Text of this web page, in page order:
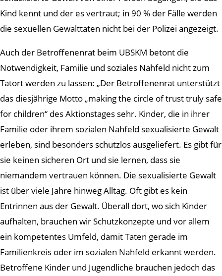
Kind kennt und der es vertraut; in 90 % der Fälle werden
die sexuellen Gewalttaten nicht bei der Polizei angezeigt.
Auch der Betroffenenrat beim UBSKM betont die
Notwendigkeit, Familie und soziales Nahfeld nicht zum
Tatort werden zu lassen: „Der Betroffenenrat unterstützt
das diesjährige Motto „making the circle of trust truly safe
for children“ des Aktionstages sehr. Kinder, die in ihrer
Familie oder ihrem sozialen Nahfeld sexualisierte Gewalt
erleben, sind besonders schutzlos ausgeliefert. Es gibt für
sie keinen sicheren Ort und sie lernen, dass sie
niemandem vertrauen können. Die sexualisierte Gewalt
ist über viele Jahre hinweg Alltag. Oft gibt es kein
Entrinnen aus der Gewalt. Überall dort, wo sich Kinder
aufhalten, brauchen wir Schutzkonzepte und vor allem
ein kompetentes Umfeld, damit Taten gerade im
Familienkreis oder im sozialen Nahfeld erkannt werden.
Betroffene Kinder und Jugendliche brauchen jedoch das